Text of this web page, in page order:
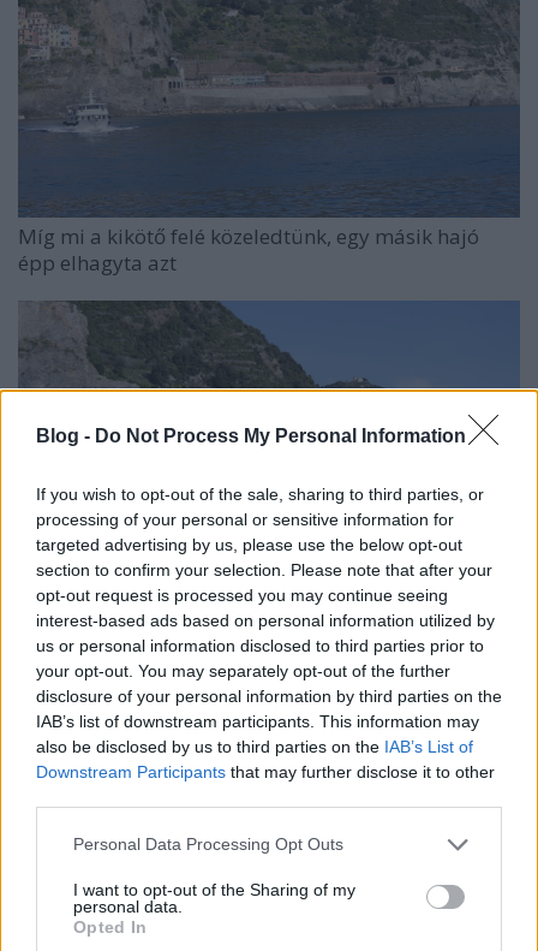
Blog - Do Not Process My Personal Information
If you wish to opt-out of the sale, sharing to third parties, or
processing of your personal or sensitive information for
targeted advertising by us, please use the below opt-out
section to confirm your selection. Please note that after your
opt-out request is processed you may continue seeing
interest-based ads based on personal information utilized by
us or personal information disclosed to third parties prior to
your opt-out. You may separately opt-out of the further
disclosure of your personal information by third parties on the
IAB’s list of downstream participants. This information may
also be disclosed by us to third parties on the IAB’s List of
Downstream Participants that may further disclose it to other
Please note that this website/app uses one or more Google
not limited to your visit or usage behaviour. You may click to
grant or deny consent to Google and its third-party tags to
use your data for below specified purposes in below Google
Personal Data Processing Opt Outs
I want to opt-out of the Sharing of my
personal data.
Opted In
Míg mi a kikötő felé közeledtünk, egy másik hajó
épp elhagyta azt
Vonatkereszt az állomáson
Nagy a forgalom a Cinque Terre falvait felfűző
vasútvonalon, hiszen óránként és irányonként három
személyvonat szolgálja ki a falvakat Cinque Terre
Express márkanéven, ezen felül még rengeteg
távolsági személyszállító- és tehervonat is
keresztülhalad itt.